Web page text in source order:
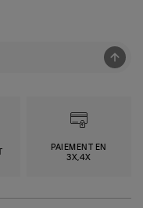
PAIEMENT EN
3X,4X